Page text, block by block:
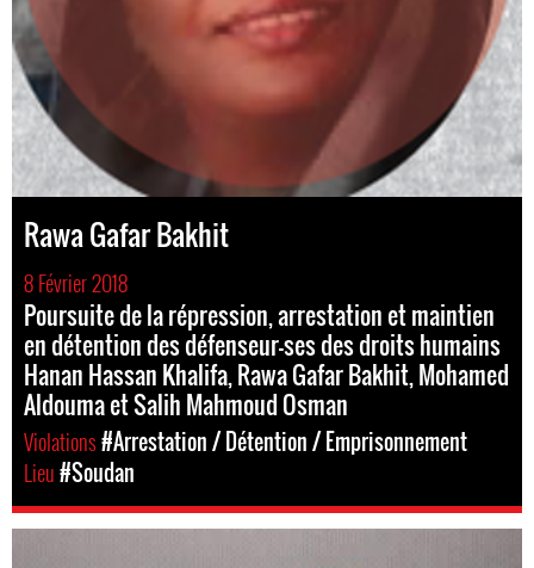
Rawa Gafar Bakhit
8 Février 2018
Poursuite de la répression, arrestation et maintien
en détention des défenseur-ses des droits humains
Hanan Hassan Khalifa, Rawa Gafar Bakhit, Mohamed
Aldouma et Salih Mahmoud Osman
Violations#Arrestation / Détention / Emprisonnement
Lieu#Soudan